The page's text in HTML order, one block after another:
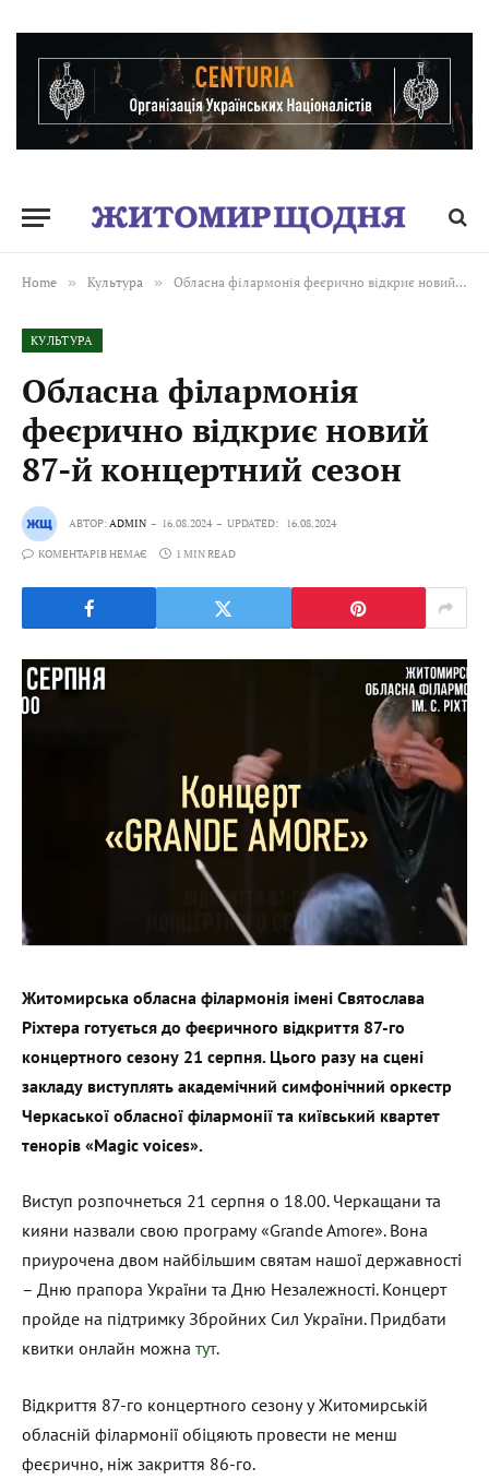
Home » Культура » Обласна філармонія феєрично відкриє новий 87-й концертний сезон
КУЛЬТУРА
Обласна філармонія
феєрично відкриє новий
87-й концертний сезон
АВТОР:ADMIN 16.08.2024 UPDATED: 16.08.2024
КОМЕНТАРІВ НЕМАЄ 1 MIN READ
Житомирська обласна філармонія імені Святослава
Ріхтера готується до феєричного відкриття 87-го
концертного сезону 21 серпня. Цього разу на сцені
закладу виступлять академічний симфонічний оркестр
Черкаської обласної філармонії та київський квартет
тенорів «Magic voices».
Виступ розпочнеться 21 серпня о 18.00. Черкащани та
кияни назвали свою програму «Grande Amore». Вона
приурочена двом найбільшим святам нашої державності
– Дню прапора України та Дню Незалежності. Концерт
пройде на підтримку Збройних Сил України. Придбати
квитки онлайн можна тут.
Відкриття 87-го концертного сезону у Житомирській
обласній філармонії обіцяють провести не менш
феєрично, ніж закриття 86-го.